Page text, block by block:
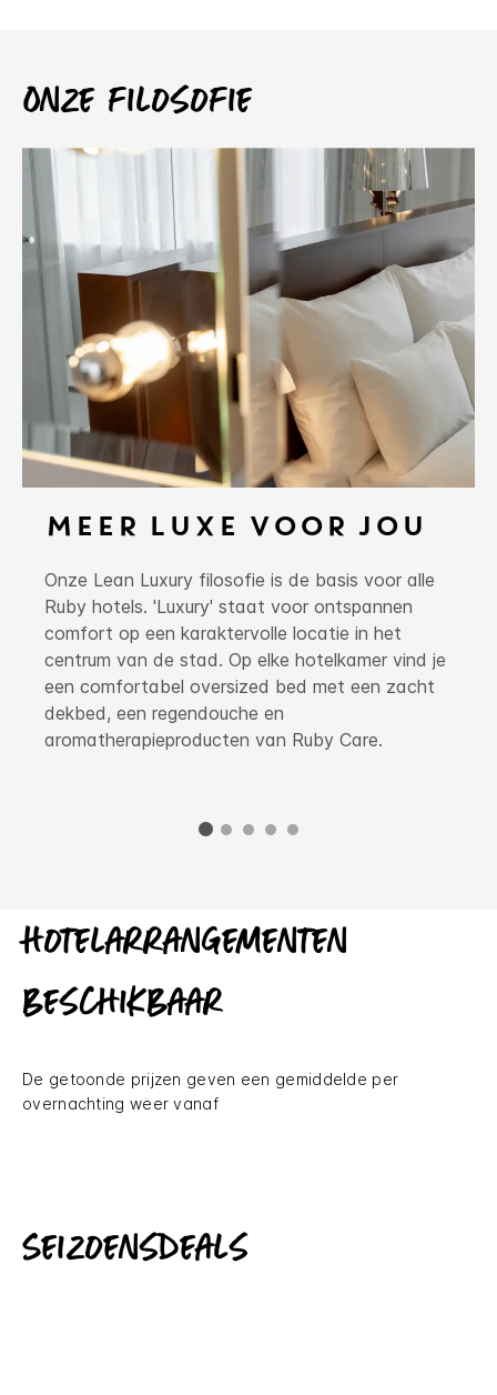
Onze filosofie
MEER LUXE VOOR JOU
Onze Lean Luxury filosofie is de basis voor alle
Ruby hotels. 'Luxury' staat voor ontspannen
comfort op een karaktervolle locatie in het
centrum van de stad. Op elke hotelkamer vind je
een comfortabel oversized bed met een zacht
dekbed, een regendouche en
aromatherapieproducten van Ruby Care.
Hotelarrangementen
beschikbaar
De getoonde prijzen geven een gemiddelde per
overnachting weer vanaf
Seizoensdeals